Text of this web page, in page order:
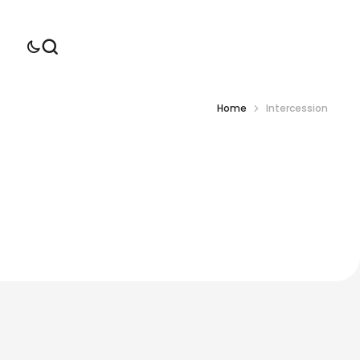
Home Intercession